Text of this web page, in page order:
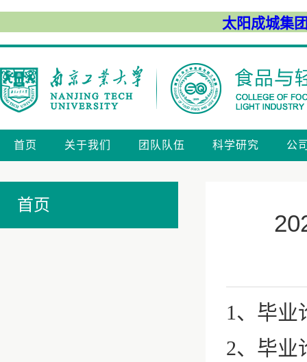
太阳成城集
首页 关于我们 团队队伍 科学研究 公
首页
1、毕业
2、毕业